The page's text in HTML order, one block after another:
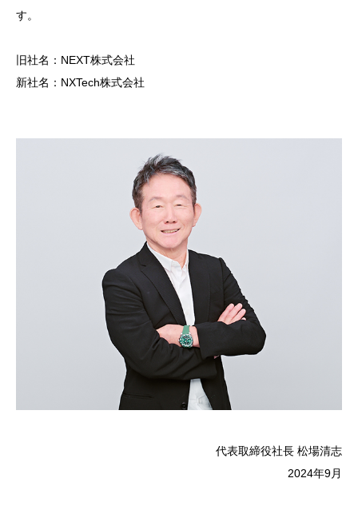
す。
旧社名：NEXT株式会社
新社名：NXTech株式会社
代表取締役社長 松場清志
2024年9月